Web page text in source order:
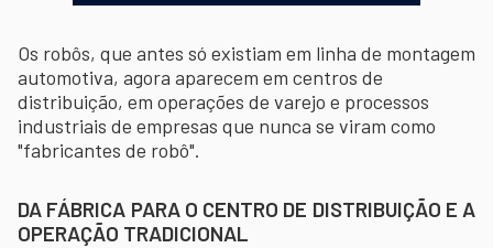
Os robôs, que antes só existiam em linha de montagem
automotiva, agora aparecem em centros de
distribuição, em operações de varejo e processos
industriais de empresas que nunca se viram como
"fabricantes de robô".
DA FÁBRICA PARA O CENTRO DE DISTRIBUIÇÃO E A
OPERAÇÃO TRADICIONAL